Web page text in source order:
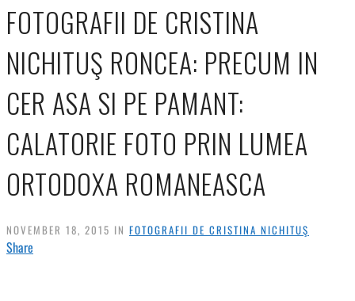
FOTOGRAFII DE CRISTINA
NICHITUŞ RONCEA: PRECUM IN
CER ASA SI PE PAMANT:
CALATORIE FOTO PRIN LUMEA
ORTODOXA ROMANEASCA
NOVEMBER 18, 2015 IN FOTOGRAFII DE CRISTINA NICHITUŞ
Share